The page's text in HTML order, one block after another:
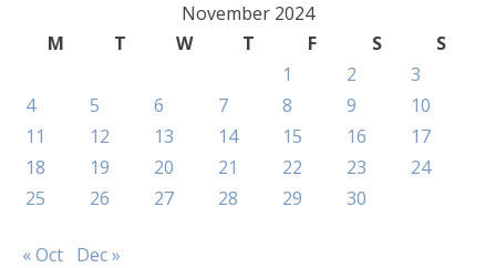
November 2024
M
T W T F S
S
1
2
3
4
5 6 7 8 9
10
11
12 13 14 15 16
17
18
19 20 21 22 23
24
25
26 27 28 29 30
« Oct Dec »